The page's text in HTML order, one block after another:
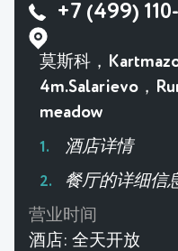
+7 (499)
莫斯科，
4m.Salarievo，
meadow
酒店详情
餐厅的详细信
营业时间
酒店: 全天开放